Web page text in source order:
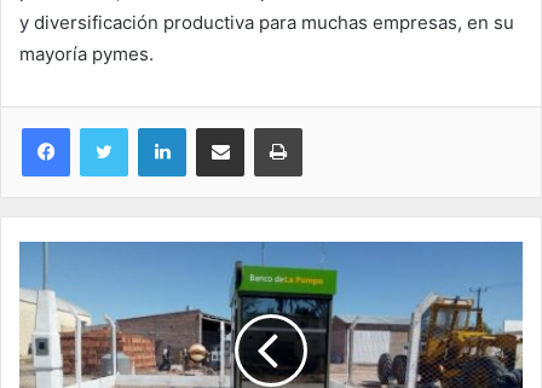
y diversificación productiva para muchas empresas, en su
mayoría pymes.
LinkedInCompartir por correo electrónicoImprimir